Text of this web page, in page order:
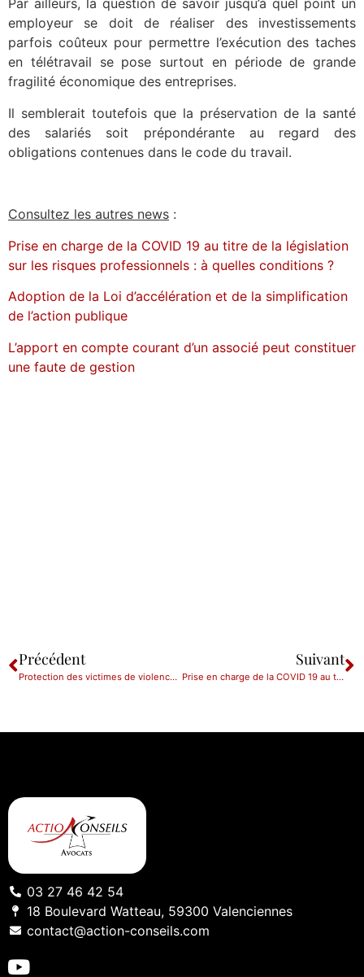
Par ailleurs, la question de savoir jusqu’à quel point un
employeur se doit de réaliser des investissements
parfois coûteux pour permettre l’exécution des taches
en télétravail se pose surtout en période de grande
fragilité économique des entreprises.
Il semblerait toutefois que la préservation de la santé
des salariés soit prépondérante au regard des
obligations contenues dans le code du travail.
Consultez les autres news :
Prise en charge de la COVID 19 au titre de la législation
sur les risques professionnels : à quelles conditions ?
Adoption de la Loi d’accélération et de la simplification
de l’action publique
L’apport en compte courant d’un associé peut constituer
une faute de gestion
Précédent
Protection des victimes de violences conjugales : du nouveau !
Suivant
Prise en charge de la COVID 19 au titre de la législation sur les risques professionnels : à quelles conditions ?
03 27 46 42 54
18 Boulevard Watteau, 59300 Valenciennes
contact@action-conseils.com